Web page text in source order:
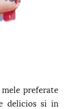
preferate
delicios si in